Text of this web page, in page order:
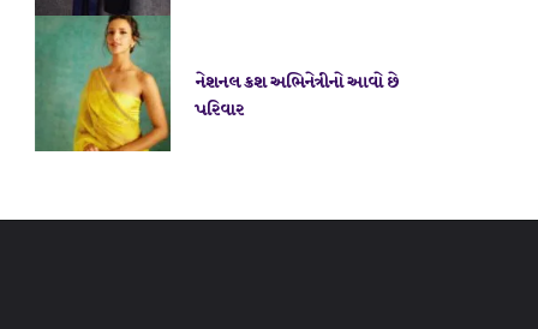
નેશનલ ક્રશ અભિનેત્રીનો આવો છે
પરિવાર